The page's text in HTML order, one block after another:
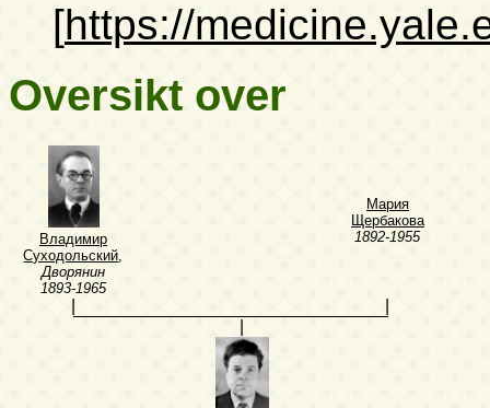
[https://
Oversikt over
Владимир
Суходольский
Дворянин
1893-1965
Мария
Щербакова
1892-1955